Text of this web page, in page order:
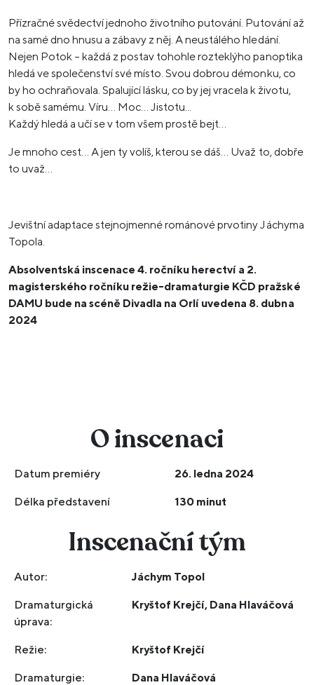
Přízračné svědectví jednoho životního putování. Putování až
na samé dno hnusu a zábavy z něj. A neustálého hledání.
Nejen Potok – každá z postav tohohle rozteklýho panoptika
hledá ve společenství své místo. Svou dobrou démonku, co
by ho ochraňovala. Spalující lásku, co by jej vracela k životu,
k sobě samému. Víru… Moc… Jistotu...
Každý hledá a učí se v tom všem prostě bejt…
Je mnoho cest… A jen ty volíš, kterou se dáš… Uvaž to, dobře
to uvaž…
Jevištní adaptace stejnojmenné románové prvotiny Jáchyma
Topola.
Absolventská inscenace 4. ročníku herectví a 2.
magisterského ročníku režie-dramaturgie KČD pražské
DAMU bude na scéně Divadla na Orlí uvedena 8. dubna
2024
O inscenaci
Datum premiéry 26. ledna 2024
Délka představení 130 minut
Inscenační tým
Autor: Jáchym Topol
Dramaturgická
úprava:
Kryštof Krejčí, Dana Hlaváčová
Režie: Kryštof Krejčí
Dramaturgie: Dana Hlaváčová